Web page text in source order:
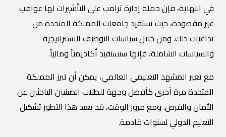
في النهاية، فإن حملة إدارة ترامب على التأشيرات لها عواقب
غير مقصودة، حيث تستفيد جامعات المملكة المتحدة من
تداعيات ذلك. ومن خلال سياسات التوظيف الاستراتيجية
والسياسات الشاملة، فإنها ستستفيد أكاديمياً ومالياً.
مع تغير المشهد التعليمي العالمي، يمكن أن تبرز المملكة
المتحدة مرة أخرى كأفضل وجهة للطلاب الصينيين الباحثين عن
الأمان والفرص. ومع مرور الوقت، قد يعيد هذا التطور تشكيل
التعليم الدولي لسنوات قادمة.